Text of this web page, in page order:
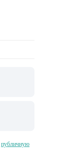
публичную